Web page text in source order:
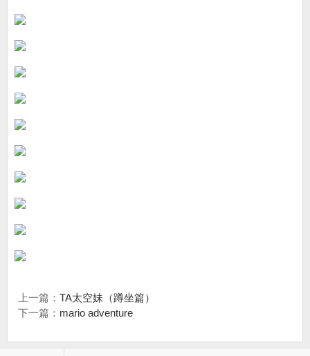
上一篇： TA太空妹（蹲坐篇）
下一篇： mario adventure